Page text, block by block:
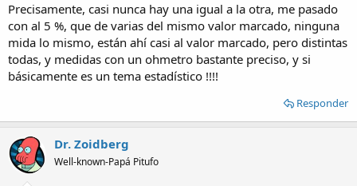
Precisamente, casi nunca hay una igual a la otra, me pasado
con al 5 %, que de varias del mismo valor marcado, ninguna
mida lo mismo, están ahí casi al valor marcado, pero distintas
todas, y medidas con un ohmetro bastante preciso, y si
básicamente es un tema estadístico !!!!
Responder
Dr. Zoidberg
Well-known-Papá Pitufo